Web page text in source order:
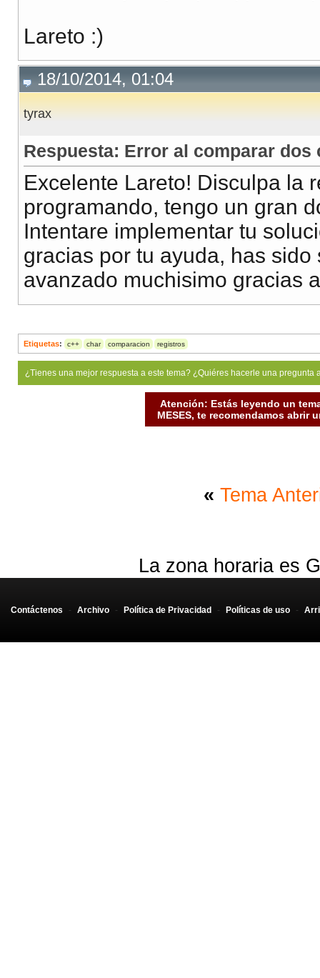
Lareto :)
18/10/2014, 01:04
tyrax
Respuesta: Error al comparar dos
Excelente Lareto! Disculpa la
programando, tengo un gran
Intentare implementar tu
gracias por tu ayuda, has
avanzado muchisimo gracias
Etiquetas: c++ char comparacion registros
¿Tienes una mejor respuesta a este tema? ¿Quiéres hacerle una
Atención: Estás leyendo un
MESES, te recomendamos abrir
« Tema
La zona horaria es
Contáctenos - Archivo - Política de Privacidad - Políticas de uso -